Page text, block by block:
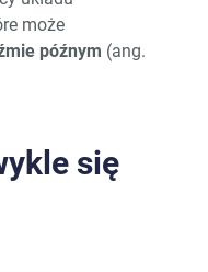
może
późnym (ang.
się